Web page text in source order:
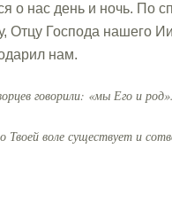
о нас день и ночь. По
Господа нашего
нам.
говорили: «мы Его и
Твоей воле существует и